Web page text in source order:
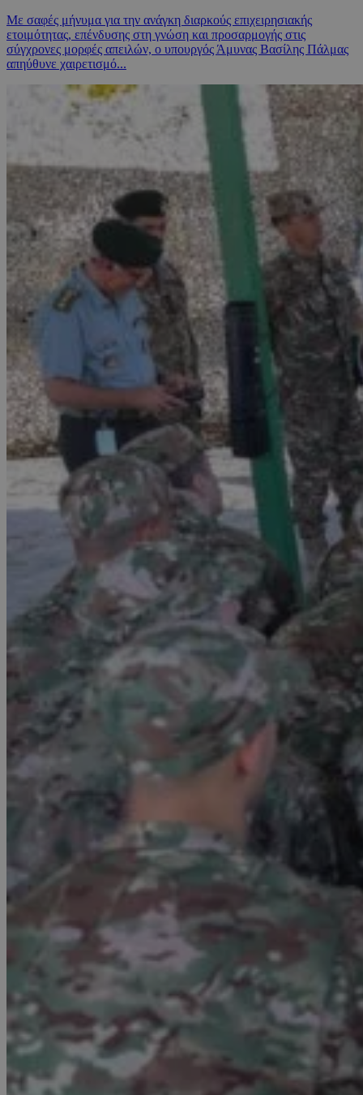
Με σαφές μήνυμα για την ανάγκη διαρκούς επιχειρησιακής
ετοιμότητας, επένδυσης στη γνώση και προσαρμογής στις
σύγχρονες μορφές απειλών, ο υπουργός Άμυνας Βασίλης Πάλμας
απηύθυνε χαιρετισμό...